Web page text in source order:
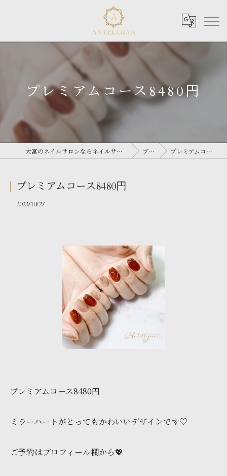
プレミアムコース8480円
大宮のネイルサロンならネイルサロン Antellijan 大宮 ブログ プレミアムコース8480円
プレミアムコース8480円
2023/10/27
プレミアムコース8480円
ミラーハートがとってもかわいいデザインです♡
ご予約はプロフィール欄から💖